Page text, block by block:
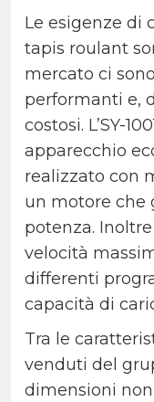
Le esigenze di
tapis roulant
mercato ci
performanti e,
costosi. L’SY-
apparecchio
realizzato con
un motore che
potenza.
velocità
differenti
capacità di
Tra le
venduti del
dimensioni